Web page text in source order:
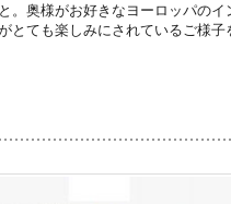
。奥様がお好きなヨーロッパのイ
とても楽しみにされているご様子